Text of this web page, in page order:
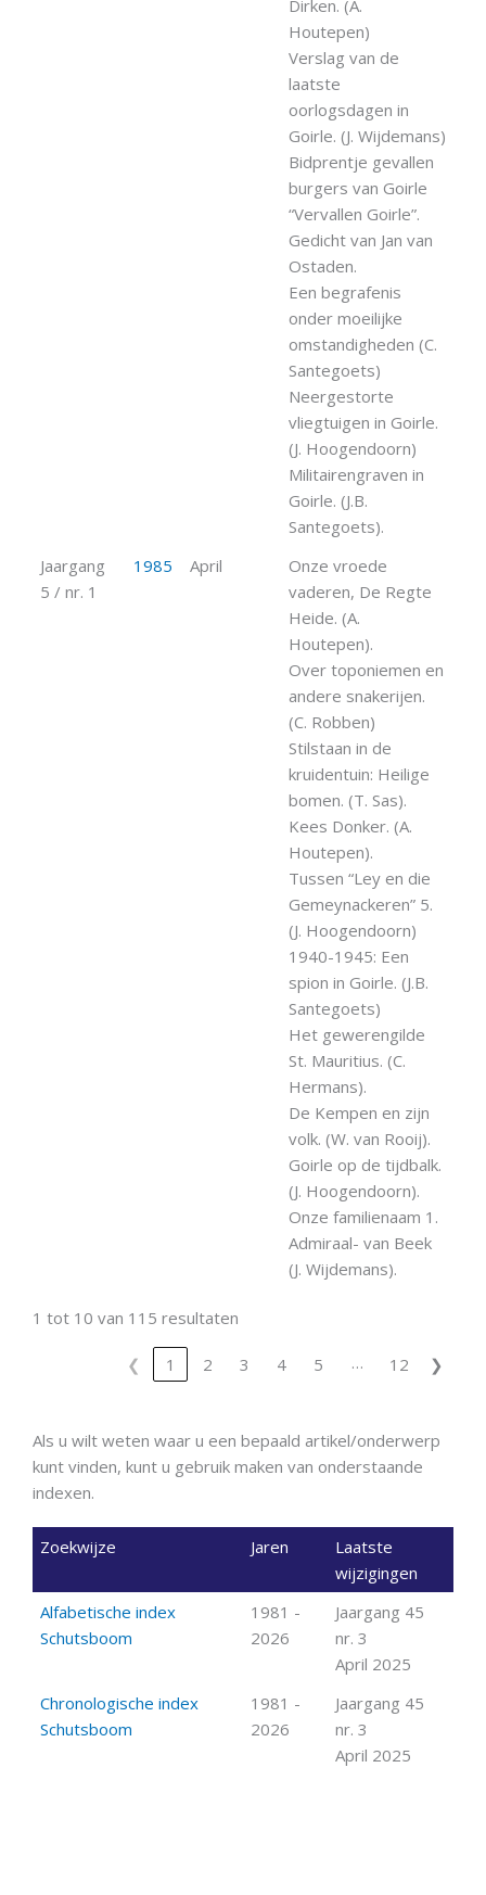
Dirken. (A.
Houtepen)
Verslag van de
laatste
oorlogsdagen in
Goirle. (J. Wijdemans)
Bidprentje gevallen
burgers van Goirle
“Vervallen Goirle”.
Gedicht van Jan van
Ostaden.
Een begrafenis
onder moeilijke
omstandigheden (C.
Santegoets)
Neergestorte
vliegtuigen in Goirle.
(J. Hoogendoorn)
Militairengraven in
Goirle. (J.B.
Santegoets).
Jaargang
5 / nr. 1
1985 April
Onze vroede
vaderen, De Regte
Heide. (A.
Houtepen).
Over toponiemen en
andere snakerijen.
(C. Robben)
Stilstaan in de
kruidentuin: Heilige
bomen. (T. Sas).
Kees Donker. (A.
Houtepen).
Tussen “Ley en die
Gemeynackeren” 5.
(J. Hoogendoorn)
1940-1945: Een
spion in Goirle. (J.B.
Santegoets)
Het gewerengilde
St. Mauritius. (C.
Hermans).
De Kempen en zijn
volk. (W. van Rooij).
Goirle op de tijdbalk.
(J. Hoogendoorn).
Onze familienaam 1.
Admiraal- van Beek
(J. Wijdemans).
1 tot 10 van 115 resultaten
❮ 1 2 3 4 5 … 12 ❯
Als u wilt weten waar u een bepaald artikel/onderwerp
kunt vinden, kunt u gebruik maken van onderstaande
indexen.
Zoekwijze Jaren
Laatste
wijzigingen
Alfabetische index
Schutsboom
1981 -
2026
Jaargang 45
nr. 3
April 2025
Chronologische index
Schutsboom
1981 -
2026
Jaargang 45
nr. 3
April 2025